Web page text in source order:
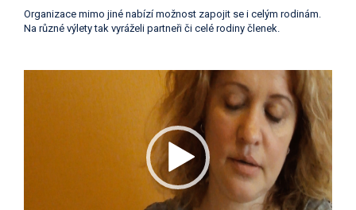
Organizace mimo jiné nabízí možnost zapojit se i celým rodinám.
Na různé výlety tak vyráželi partneři či celé rodiny členek.
přehrávač